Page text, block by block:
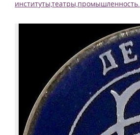
институты,театры,промышленность.